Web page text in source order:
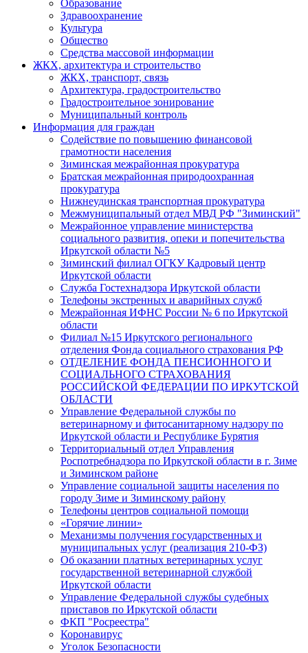
Образование
Здравоохранение
Культура
Общество
Средства массовой информации
ЖКХ, архитектура и строительство
ЖКХ, транспорт, связь
Архитектура, градостроительство
Градостроительное зонирование
Муниципальный контроль
Информация для граждан
Содействие по повышению финансовой
грамотности населения
Зиминская межрайонная прокуратура
Братская межрайонная природоохранная
прокуратура
Нижнеудинская транспортная прокуратура
Межмуниципальный отдел МВД РФ "Зиминский"
Межрайонное управление министерства
социального развития, опеки и попечительства
Иркутской области №5
Зиминский филиал ОГКУ Кадровый центр
Иркутской области
Служба Гостехнадзора Иркутской области
Телефоны экстренных и аварийных служб
Межрайонная ИФНС России № 6 по Иркутской
области
Филиал №15 Иркутского регионального
отделения Фонда социального страхования РФ
ОТДЕЛЕНИЕ ФОНДА ПЕНСИОННОГО И
СОЦИАЛЬНОГО СТРАХОВАНИЯ
РОССИЙСКОЙ ФЕДЕРАЦИИ ПО ИРКУТСКОЙ
ОБЛАСТИ
Управление Федеральной службы по
ветеринарному и фитосанитарному надзору по
Иркутской области и Республике Бурятия
Территориальный отдел Управления
Роспотребнадзора по Иркутской области в г. Зиме
и Зиминском районе
Управление социальной защиты населения по
городу Зиме и Зиминскому району
Телефоны центров социальной помощи
«Горячие линии»
Механизмы получения государственных и
муниципальных услуг (реализация 210-ФЗ)
Об оказании платных ветеринарных услуг
государственной ветеринарной службой
Иркутской области
Управление Федеральной службы судебных
приставов по Иркутской области
ФКП "Росреестра"
Коронавирус
Уголок Безопасности